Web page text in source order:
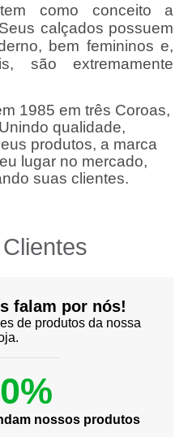
como conceito a
calçados possuem
bem femininos e,
são extremamente
1985 em três Coroas,
qualidade,
produtos, a marca
lugar no mercado,
suas clientes.
falam por nós!
de produtos da nossa
nossos produtos